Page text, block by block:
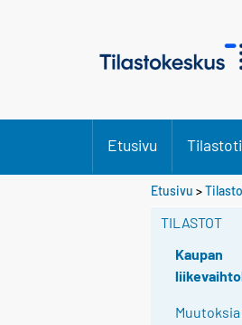
Etusivu
Etusivu >
TILASTOT
Kaupan